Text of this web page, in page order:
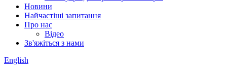
Новини
Найчастіші запитання
Про нас
Відео
Зв'яжіться з нами
English